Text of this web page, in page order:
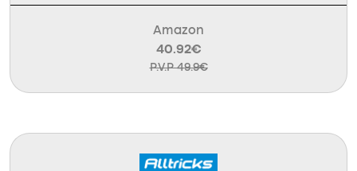
Amazon
40.92€
P.V.P 49.9€